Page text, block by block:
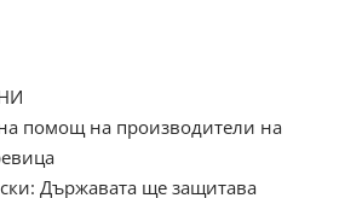
помощ на производители на
Държавата ще защитава